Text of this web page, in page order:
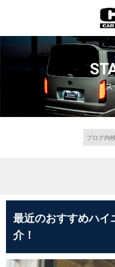
ス
最近のおすすめハイ
介！